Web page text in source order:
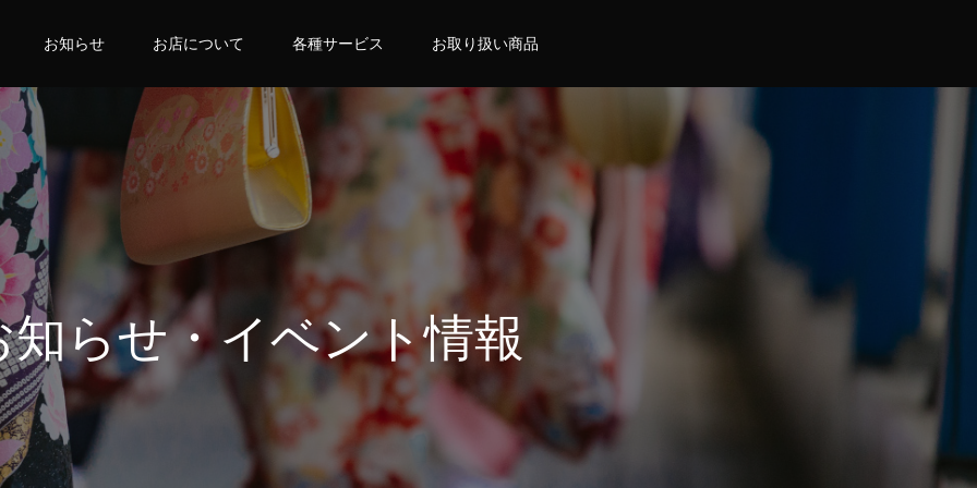
お知らせ お店について 各種サービス お取り扱い商品
知らせ・イベント情報